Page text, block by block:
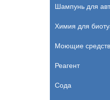
Шампунь для
Химия для
Моющие
Реагент
Сода